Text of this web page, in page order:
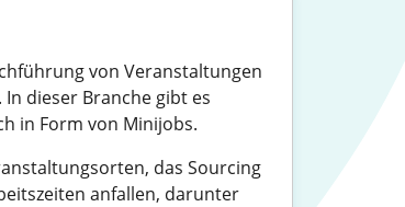
von Veranstaltungen
dieser Branche gibt es
in Form von Minijobs.
das Sourcing
anfallen, darunter